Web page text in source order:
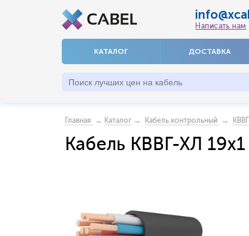
Написать нам
КАТАЛОГ ДОСТАВКА
Главная → Каталог → Кабель контрольный →
Кабель КВВГ-ХЛ 19х1